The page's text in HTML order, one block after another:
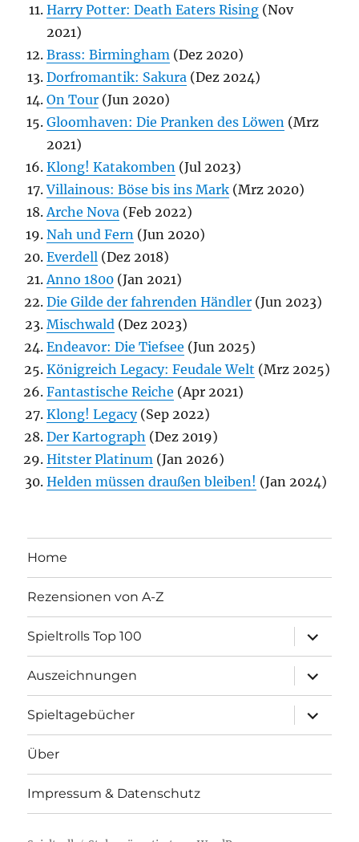
Harry Potter: Death Eaters Rising (Nov
2021)
Brass: Birmingham (Dez 2020)
Dorfromantik: Sakura (Dez 2024)
On Tour (Jun 2020)
Gloomhaven: Die Pranken des Löwen (Mrz
2021)
Klong! Katakomben (Jul 2023)
Villainous: Böse bis ins Mark (Mrz 2020)
Arche Nova (Feb 2022)
Nah und Fern (Jun 2020)
Everdell (Dez 2018)
Anno 1800 (Jan 2021)
Die Gilde der fahrenden Händler (Jun 2023)
Mischwald (Dez 2023)
Endeavor: Die Tiefsee (Jun 2025)
Königreich Legacy: Feudale Welt (Mrz 2025)
Fantastische Reiche (Apr 2021)
Klong! Legacy(Sep 2022)
Der Kartograph (Dez 2019)
Hitster Platinum (Jan 2026)
Helden müssen draußen bleiben! (Jan 2024)
Home
Rezensionen von A-Z
Spieltrolls Top 100
öffnen
Auszeichnungen
öffnen
Spieltagebücher
öffnen
Über
Impressum & Datenschutz